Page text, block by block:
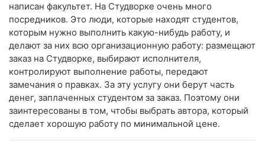
написан факультет. На Студворке очень много
посредников. Это люди, которые находят студентов,
которым нужно выполнить какую-нибудь работу, и
делают за них всю организационную работу: размещают
заказ на Студворке, выбирают исполнителя,
контролируют выполнение работы, передают
замечания о правках. За эту услугу они берут часть
денег, заплаченных студентом за заказ. Поэтому они
заинтересованы в том, чтобы выбрать автора, который
сделает хорошую работу по минимальной цене.